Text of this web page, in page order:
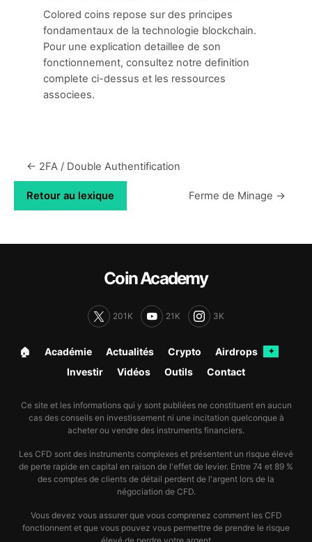
Colored coins repose sur des principes
fondamentaux de la technologie blockchain.
Pour une explication detaillee de son
fonctionnement, consultez notre definition
complete ci-dessus et les ressources
associees.
← 2FA / Double Authentification
Retour au lexique Ferme de Minage →
Coin Academy
201K 21K 3K
🏠︎ Académie Actualités Crypto Airdrops ✦
Investir Vidéos Outils Contact
Ce site et les informations qui y sont publiées ne constituent en aucun
cas des conseils en investissement ni une incitation quelconque à
acheter ou vendre des instruments financiers.
Les CFD sont des instruments complexes et présentent un risque élevé
de perte rapide en capital en raison de l'effet de levier. Entre 74 et 89 %
des comptes de clients de détail perdent de l'argent lors de la
négociation de CFD.
Vous devez vous assurer que vous comprenez comment les CFD
fonctionnent et que vous pouvez vous permettre de prendre le risque